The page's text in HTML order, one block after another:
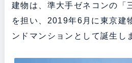
建物は、準大手ゼネコンの「
を担い、2019年6月に東京建
ンドマンションとして誕生し